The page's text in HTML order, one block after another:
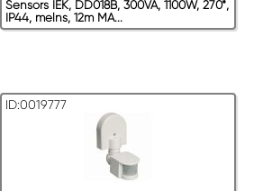
Sensors IEK, DD018B, 300VA, 1100W, 270*,
IP44, melns, 12m MA...
ID:0019777